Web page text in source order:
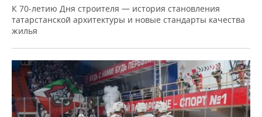
К 70-летию Дня строителя — история становления
татарстанской архитектуры и новые стандарты качества
жилья